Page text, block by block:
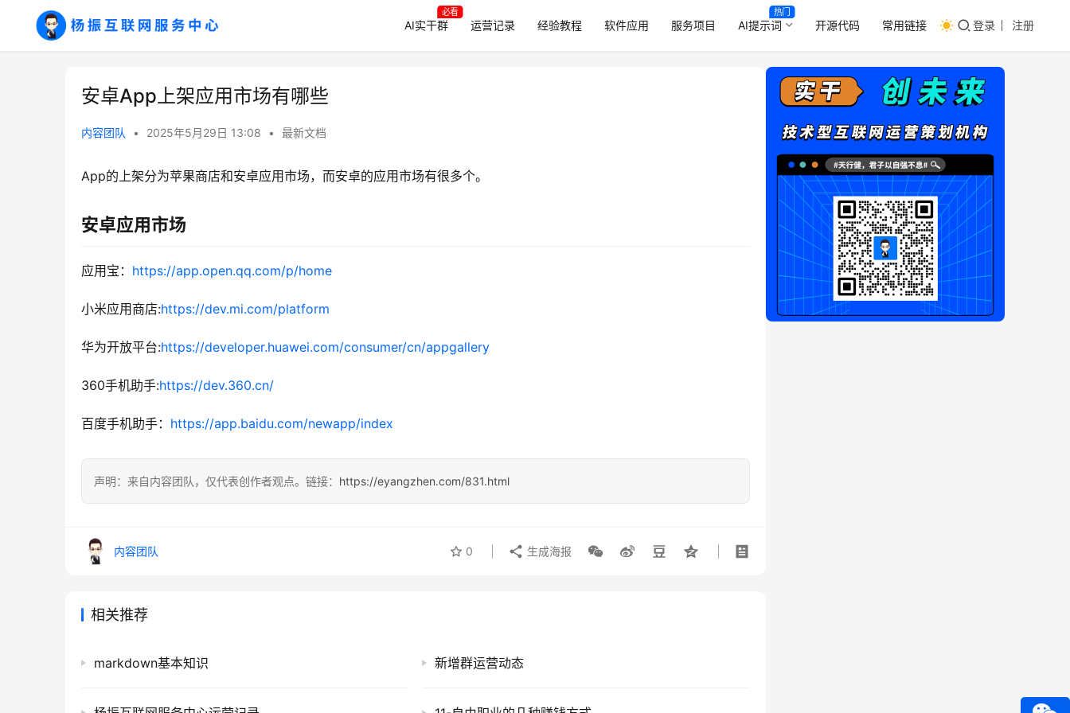
AI实干群
必看
运营记录 经验教程 软件应用 服务项目 AI提示词
热门
开源代码 常用链接 登录 注册
安卓App上架应用市场有哪些
内容团队 • 2025年5月29日 13:08 • 最新文档
App的上架分为苹果商店和安卓应用市场，而安卓的应用市场有很多个。
安卓应用市场
应用宝： https://app.open.qq.com/p/home
小米应用商店:https://dev.mi.com/platform
华为开放平台:https://developer.huawei.com/consumer/cn/appgallery
360手机助手:https://dev.360.cn/
百度手机助手： https://app.baidu.com/newapp/index
声明：来自内容团队，仅代表创作者观点。链接： https://eyangzhen.com/831.html
内容团队 0 生成海报
相关推荐
markdown基本知识 新增群运营动态